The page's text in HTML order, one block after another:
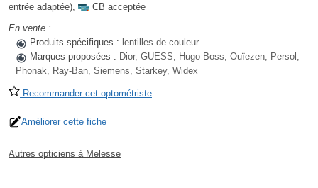
entrée adaptée),
CB acceptée
En vente :
Produits spécifiques : lentilles de couleur
Marques proposées : Dior, GUESS, Hugo Boss, Ouïezen, Persol,
Phonak, Ray-Ban, Siemens, Starkey, Widex
Recommander cet optométriste
Améliorer cette fiche
Autres opticiens à Melesse